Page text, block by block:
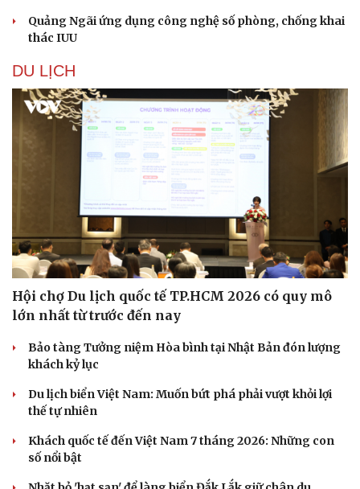
Quảng Ngãi ứng dụng công nghệ số phòng, chống khai
thác IUU
DU LỊCH
Hội chợ Du lịch quốc tế TP.HCM 2026 có quy mô
lớn nhất từ trước đến nay
Bảo tàng Tưởng niệm Hòa bình tại Nhật Bản đón lượng
khách kỷ lục
Du lịch biển Việt Nam: Muốn bứt phá phải vượt khỏi lợi
thế tự nhiên
Khách quốc tế đến Việt Nam 7 tháng 2026: Những con
số nổi bật